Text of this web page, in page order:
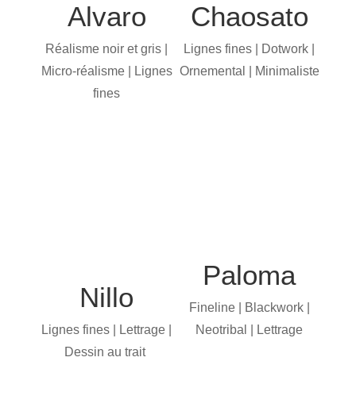
Alvaro
Réalisme noir et gris |
Micro-réalisme | Lignes
fines
Nillo
Lignes fines | Lettrage |
Dessin au trait
Chaosato
Lignes fines | Dotwork |
Ornemental | Minimaliste
Paloma
Fineline | Blackwork |
Neotribal | Lettrage